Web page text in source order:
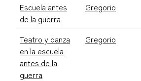
Escuela antes
de la guerra
Gregorio
Teatro y danza
en la escuela
antes de la
guerra
Gregorio